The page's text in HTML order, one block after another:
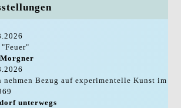
nehmen Bezug auf experimentelle Kunst im
unterwegs